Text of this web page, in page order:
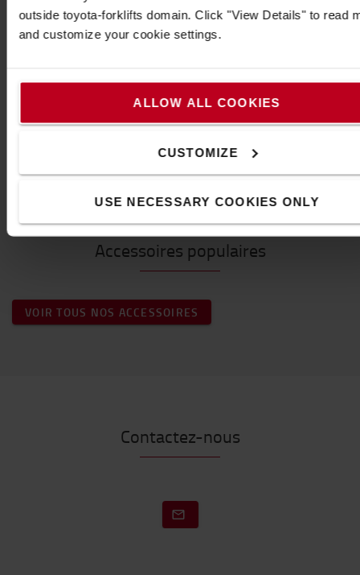
outside toyota-forklifts domain. Click "View Details" to read
and customize your cookie settings.
ALLOW ALL COOKIES
CUSTOMIZE
USE NECESSARY COOKIES ONLY
Rotation 30 degrés droite / gauche
Fixation avec goupille de vérrouillage derrière le talon de
Hauteur:60cm
Accessoires populaires
VOIR TOUS NOS ACCESSOIRES
Contactez-nous